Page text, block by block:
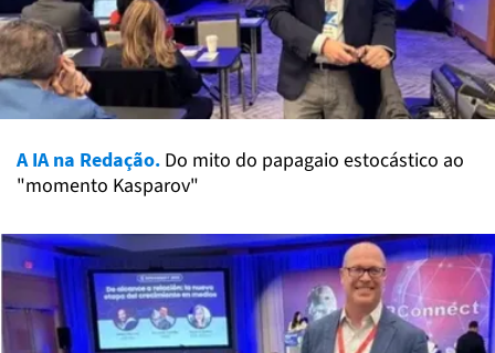
A IA na Redação. Do mito do papagaio estocástico ao
"momento Kasparov"